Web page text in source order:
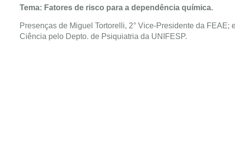
Tema: Fatores de risco para a dependência química.
Presenças de Miguel Tortorelli, 2° Vice-Presidente da
Ciência pelo Depto. de Psiquiatria da UNIFESP.